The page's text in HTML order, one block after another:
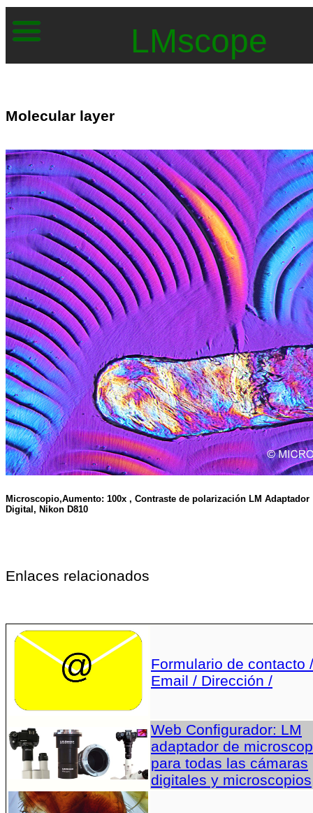
LMscope
Molecular layer
Microscopio,Aumento: 100x , Contraste de polarización LM Adaptador
Digital, Nikon D810
Enlaces relacionados
Formulario de contacto /
Email / Dirección /
Web Configurador: LM
adaptador de
para todas las cámaras
digitales y microscopios